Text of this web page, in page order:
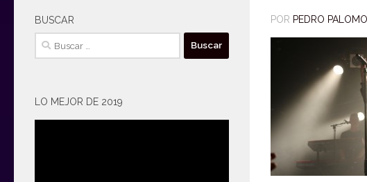
POR PEDRO PALOMO
BUSCAR
Buscar:
LO MEJOR DE 2019